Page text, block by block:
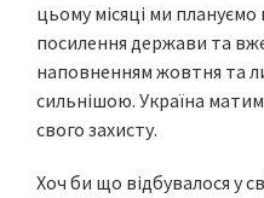
цьому місяці ми плануємо
посилення держави та
наповненням жовтня та
сильнішою. Україна
свого захисту.
Хоч би що відбувалося у